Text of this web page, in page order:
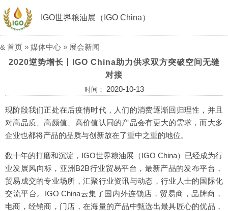
IGO世界粮油展（IGO China）
& 首页 » 媒体中心 » 展会新闻
2020逆势增长丨IGO China助力供求双方突破空间无缝
对接
时间： 2020-10-13
现阶段我们正处在后疫情时代，人们的消费逐渐回归理性，并且
对高品质、高颜值、高价值认同的产品会有更大的需求，而大多
企业也都将产品的品质与创新放在了重中之重的地位。
数十年的打磨和沉淀，IGO世界粮油展（IGO China）已经成为行
业发展风向标，亚洲B2B行业贸易平台，最新产品的发布平台，
贸易成交的专业场所，汇聚行业资讯与动态，行业人士的国际化
交流平台。IGO China云集了国内外连锁店，贸易商，品牌商，
电商，经销商，门店，在海量的产品中甄选出最具匠心的优品，